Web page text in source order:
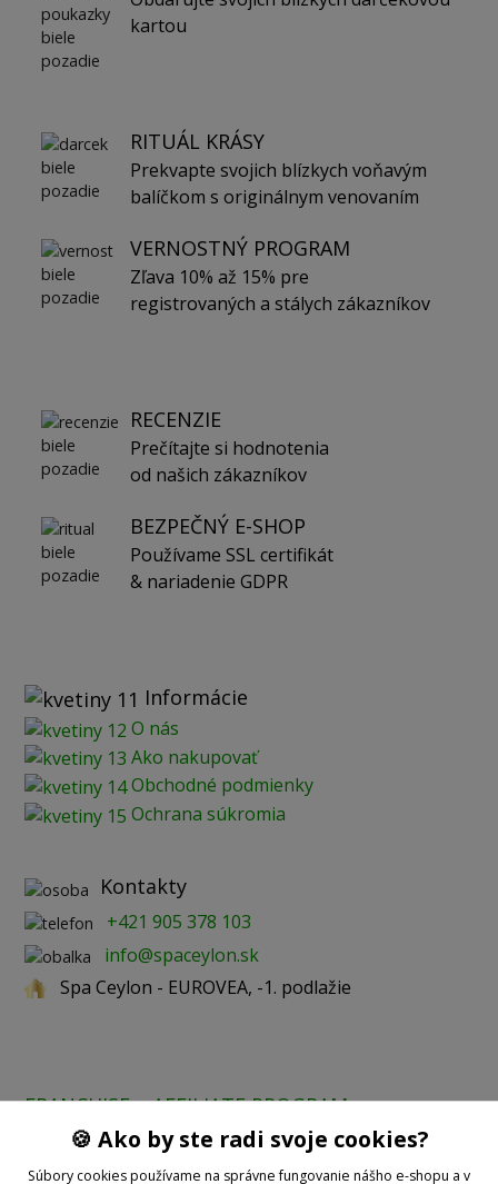
kartou
RITUÁL KRÁSY
Prekvapte svojich blízkych voňavým
balíčkom s originálnym venovaním
VERNOSTNÝ PROGRAM
Zľava 10% až 15% pre
registrovaných a stálych zákazníkov
RECENZIE
Prečítajte si hodnotenia
od našich zákazníkov
BEZPEČNÝ E-SHOP
Používame SSL certifikát
& nariadenie GDPR
Informácie
O nás
Ako nakupovať
Obchodné podmienky
Ochrana súkromia
Kontakty
+421 905 378 103
info@spaceylon.sk
Spa Ceylon - EUROVEA, -1. podlažie
FRANCHISE AFFILIATE PROGRAM
Prijímame online platby:
🍪 Ako by ste radi svoje cookies?
Súbory cookies používame na správne fungovanie nášho e-shopu a v